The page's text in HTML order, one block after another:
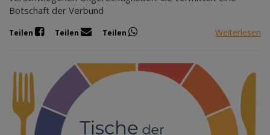
Botschaft der Verbund
Teilen Teilen Teilen Weiterlesen